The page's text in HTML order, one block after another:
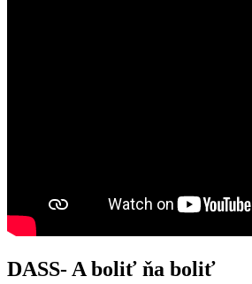
DASS- A boliť ňa boliť